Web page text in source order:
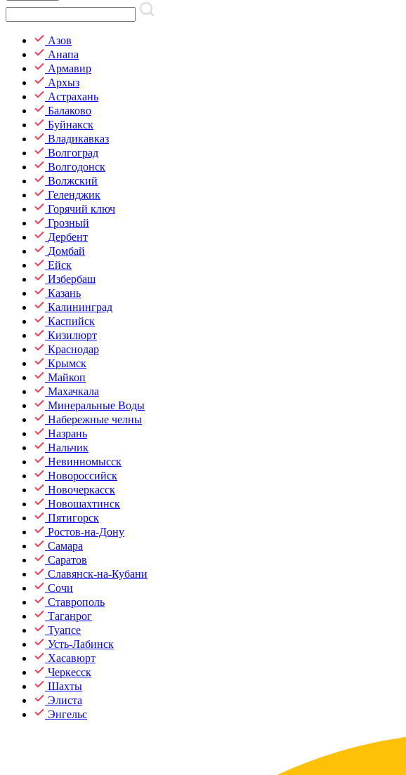
Азов
Анапа
Армавир
Архыз
Астрахань
Балаково
Буйнакск
Владикавказ
Волгоград
Волгодонск
Волжский
Геленджик
Горячий ключ
Грозный
Дербент
Домбай
Ейск
Избербаш
Казань
Калининград
Каспийск
Кизилюрт
Краснодар
Крымск
Майкоп
Махачкала
Минеральные Воды
Набережные челны
Назрань
Нальчик
Невинномысск
Новороссийск
Новочеркасск
Новошахтинск
Пятигорск
Ростов-на-Дону
Самара
Саратов
Славянск-на-Кубани
Сочи
Ставрополь
Таганрог
Туапсе
Усть-Лабинск
Хасавюрт
Черкесск
Шахты
Элиста
Энгельс